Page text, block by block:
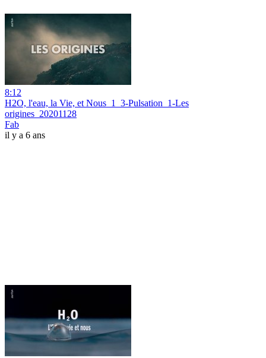
8:12
H2O, l'eau, la Vie, et Nous_1_3-Pulsation_1-Les
origines_20201128
Fab
il y a 6 ans